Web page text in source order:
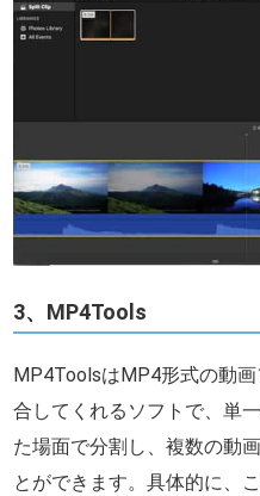
3、MP4Tools
MP4ToolsはMP4形式の動
合してくれるソフトで、単
た場面で分割し、複数の動
とができます。具体的に、